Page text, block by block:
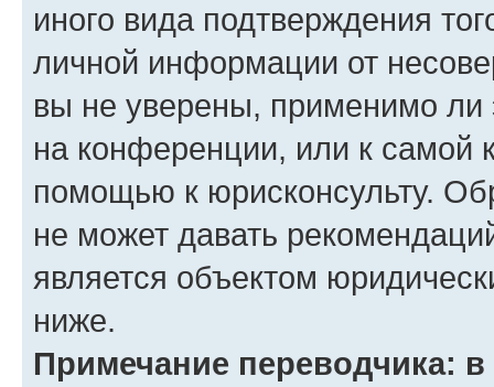
иного вида подтверждения
личной информации от
вы не уверены, применимо ли
на конференции, или к самой
помощью к юрисконсульту.
не может давать
является объектом
ниже.
Примечание переводчика: